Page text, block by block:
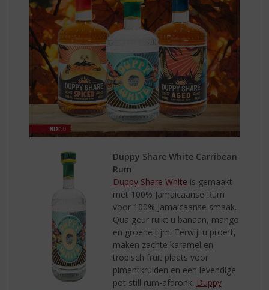
Duppy Share White Carribean
Rum
Duppy Share White is gemaakt
met 100% Jamaicaanse Rum
voor 100% Jamaicaanse smaak.
Qua geur ruikt u banaan, mango
en groene tijm. Terwijl u proeft,
maken zachte karamel en
tropisch fruit plaats voor
pimentkruiden en een levendige
pot still rum-afdronk. Duppy